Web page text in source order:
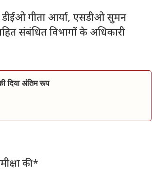
गीता आर्या, एसडीओ सुमन
संबंधित विभागों के अधिकारी
दिया अंतिम रूप
की*